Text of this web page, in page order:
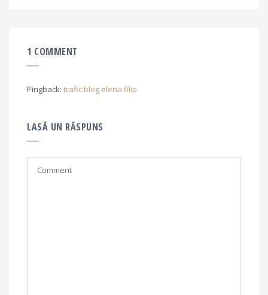
1 COMMENT
Pingback: trafic blog elena filip
LASĂ UN RĂSPUNS